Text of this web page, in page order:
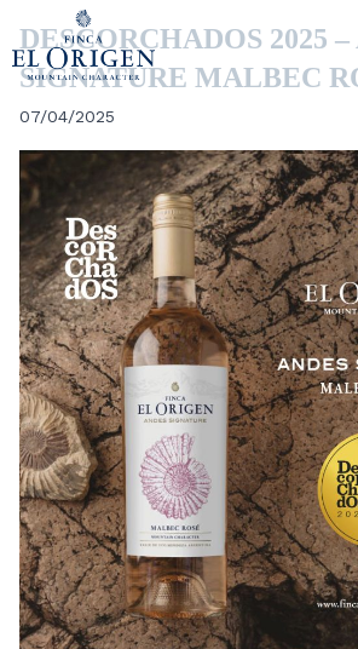
DESCORCHADOS 2025 –
SIGNATURE MALBEC
07/04/2025